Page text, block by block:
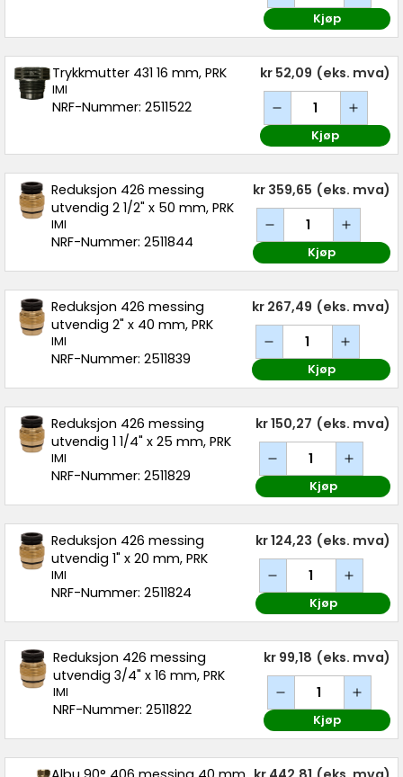
Kjøp
Trykkmutter 431 16 mm, PRK
IMI
NRF-Nummer: 2511522
kr 52,09 (eks. mva)
Kjøp
Reduksjon 426 messing
utvendig 2 1/2" x 50 mm, PRK
IMI
NRF-Nummer: 2511844
kr 359,65 (eks. mva)
Kjøp
Reduksjon 426 messing
utvendig 2" x 40 mm, PRK
IMI
NRF-Nummer: 2511839
kr 267,49 (eks. mva)
Kjøp
Reduksjon 426 messing
utvendig 1 1/4" x 25 mm, PRK
IMI
NRF-Nummer: 2511829
kr 150,27 (eks. mva)
Kjøp
Reduksjon 426 messing
utvendig 1" x 20 mm, PRK
IMI
NRF-Nummer: 2511824
kr 124,23 (eks. mva)
Kjøp
Reduksjon 426 messing
utvendig 3/4" x 16 mm, PRK
IMI
NRF-Nummer: 2511822
kr 99,18 (eks. mva)
Kjøp